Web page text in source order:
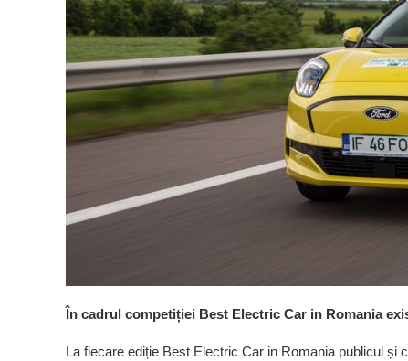
În cadrul competiției Best Electric Car in Romania
La fiecare ediție Best Electric Car in Romania publicul și